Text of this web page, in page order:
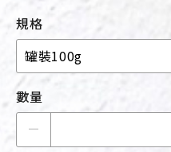
規格
罐裝100g
數量